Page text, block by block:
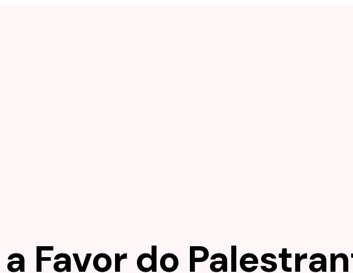
Favor do